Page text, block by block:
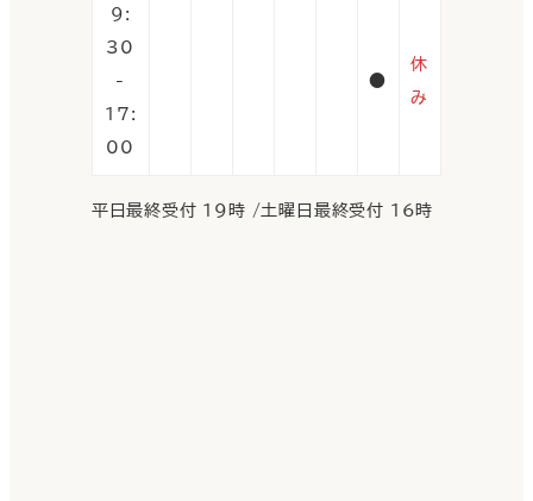
9:
30
-
17:
00
●
休
み
平日最終受付 19時 /土曜日最終受付 16時